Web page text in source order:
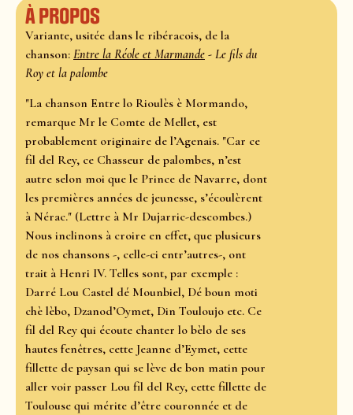
À propos
Variante, usitée dans le ribéracois, de la
chanson: Entre la Réole et Marmande - Le fils du
Roy et la palombe
"La chanson Entre lo Rioulès è Mormando,
remarque Mr le Comte de Mellet, est
probablement originaire de l’Agenais. "Car ce
fil del Rey, ce Chasseur de palombes, n’est
autre selon moi que le Prince de Navarre, dont
les premières années de jeunesse, s’écoulèrent
à Nérac." (Lettre à Mr Dujarric-descombes.)
Nous inclinons à croire en effet, que plusieurs
de nos chansons -, celle-ci entr’autres-, ont
trait à Henri IV. Telles sont, par exemple :
Darré Lou Castel dé Mounbiel, Dé boun moti
chè lèbo, Dzanod’Oymet, Din Touloujo etc. Ce
fil del Rey qui écoute chanter lo bèlo de ses
hautes fenêtres, cette Jeanne d’Eymet, cette
fillette de paysan qui se lève de bon matin pour
aller voir passer Lou fil del Rey, cette fillette de
Toulouse qui mérite d’être couronnée et de